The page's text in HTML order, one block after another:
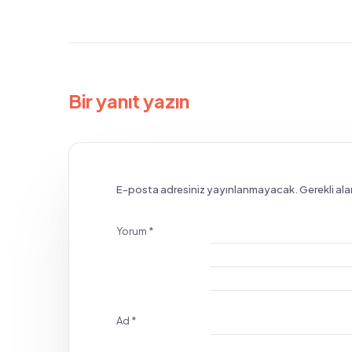
Bir yanıt yazın
E-posta adresiniz yayınlanmayacak.Gerekli
Yorum *
Ad *